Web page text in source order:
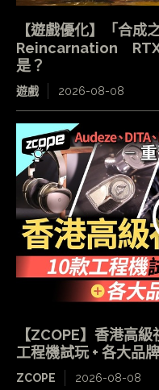
【遊戲優化】「合
Reincarnation
是？
遊戲 2026-08-08
【ZCOPE】香港高
工程機試玩 + 各大品
ZCOPE 2026-08-08